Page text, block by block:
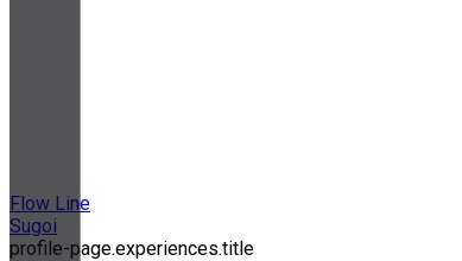
Flow Line
Sugoi
profile-page.experiences.title